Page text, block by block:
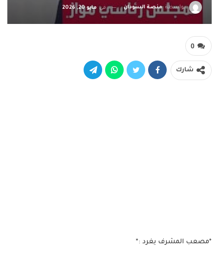
بواسطةمنصة السودان في مايو 20, 2026
0
شارك
*مصعب المشرف يغرد :*